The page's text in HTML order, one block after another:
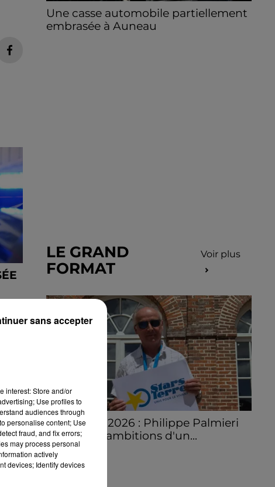
Une casse automobile partiellement
embrasée à Auneau
LE GRAND
FORMAT
Voir plus
Stars'Terre 2026 : Philippe Palmieri
dévoile les ambitions d'un...
À quelques semaines de la première
édition de Stars'Terre, organisée du 18 au 20
interest: Store and/or
Use profiles to
audiences through
personalise content; Use
fraud, and fix errors;
may process personal
actively
devices; Identify devices
sans accepter